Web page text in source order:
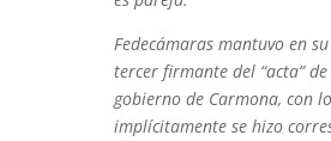
Fedecámaras mantuvo en
tercer firmante del “acta”
gobierno de Carmona, con
implícitamente se hizo